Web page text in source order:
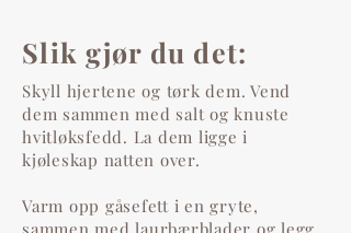
Slik gjør du det:
Skyll hjertene og tørk dem. Vend
dem sammen med salt og knuste
hvitløksfedd. La dem ligge i
kjøleskap natten over.
Varm opp gåsefett i en gryte,
sammen med laurbærblader og legg